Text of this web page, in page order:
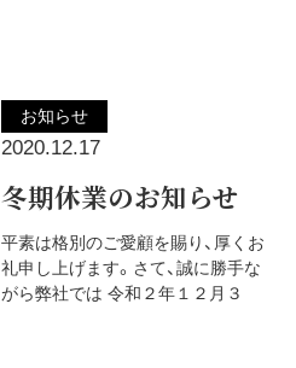
お知らせ
2020.12.17
冬期休業のお知らせ
平素は格別のご愛顧を賜り、厚くお
礼申し上げます。さて、誠に勝手な
がら弊社では 令和２年１２月３